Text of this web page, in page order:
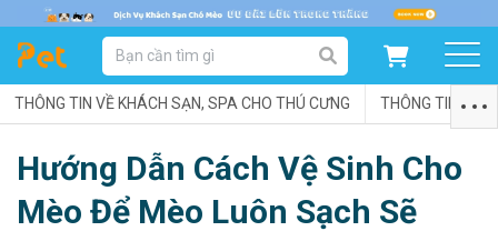
DANH MỤC SẢN PHẨM
SẢN PHẨM DÀNH CHO MÈO SẢN PHẨM DÀNH CHO CHÓ
SẨN PHẨM THEO THƯƠNG HIỆU
THÔNG TIN VỀ KHÁCH SẠN, SPA CHO THÚ CƯNG THÔNG TIN VỀ
Hướng Dẫn Cách Vệ Sinh Cho
Mèo Để Mèo Luôn Sạch Sẽ